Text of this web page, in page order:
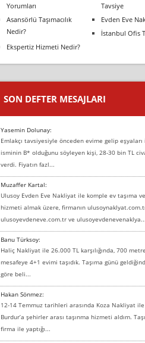
Yorumları
Tavsiye
Asansörlü Taşımacılık
Nedir?
Evden Eve
İstanbul Ofis
Ekspertiz Hizmeti Nedir?
SON DEFTER MESAJLARI
Yasemin Dolunay:
Emlakçı tavsiyesiyle önceden evime gelip
isminin B* olduğunu söyleyen kişi, 28-30 bin TL
verdi. Fiyatın fazl...
Muzaffer Kartal:
Ulusoy Evden Eve Nakliyat ile komple ev taşıma
hizmeti almak üzere, firmanın
ulusoyevdeneve.com.tr ve ulusoyevdenevenaklya...
Banu Türksoy:
Haliç Nakliyat ile 26.000 TL karşılığında, 700
mesafeye 4+1 evimi taşıdık. Taşıma günü
göre beli...
Hakan Sönmez:
12-14 Temmuz tarihleri arasında Koza Nakliyat ile
Burdur’a şehirler arası taşınma hizmeti aldım.
firma ile yaptığı...